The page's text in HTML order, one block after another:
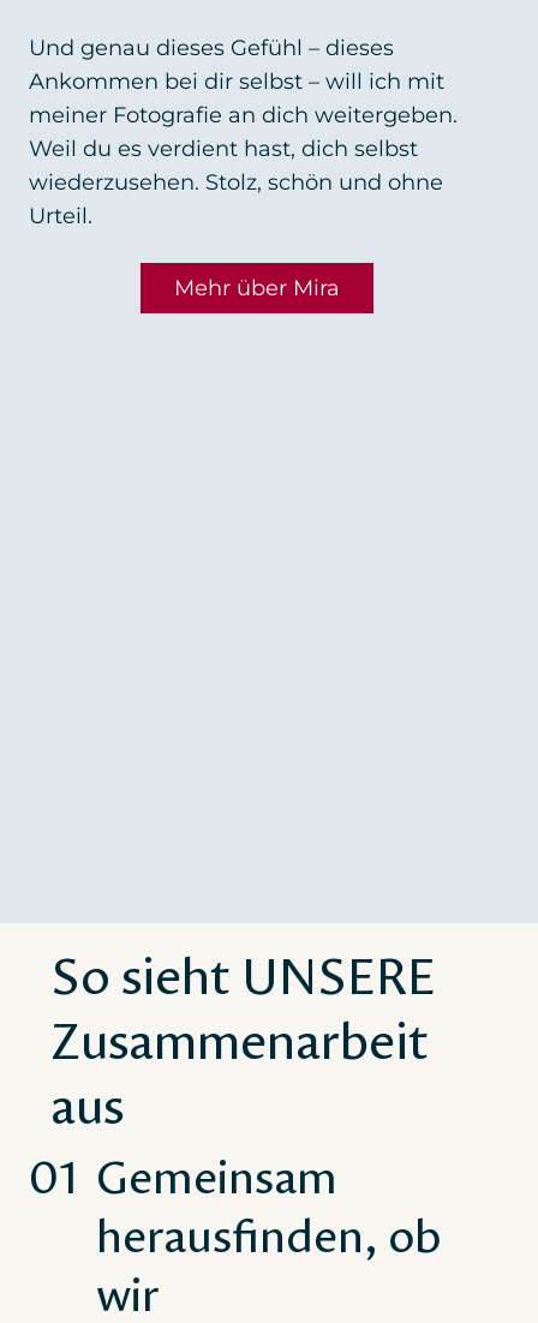
Und genau dieses Gefühl – dieses
Ankommen bei dir selbst – will ich mit
meiner Fotografie an dich weitergeben.
Weil du es verdient hast, dich selbst
wiederzusehen. Stolz, schön und ohne
Urteil.
01 Gemeinsam
herausfinden, ob
wir
So sieht UNSERE
Zusammenarbeit
aus